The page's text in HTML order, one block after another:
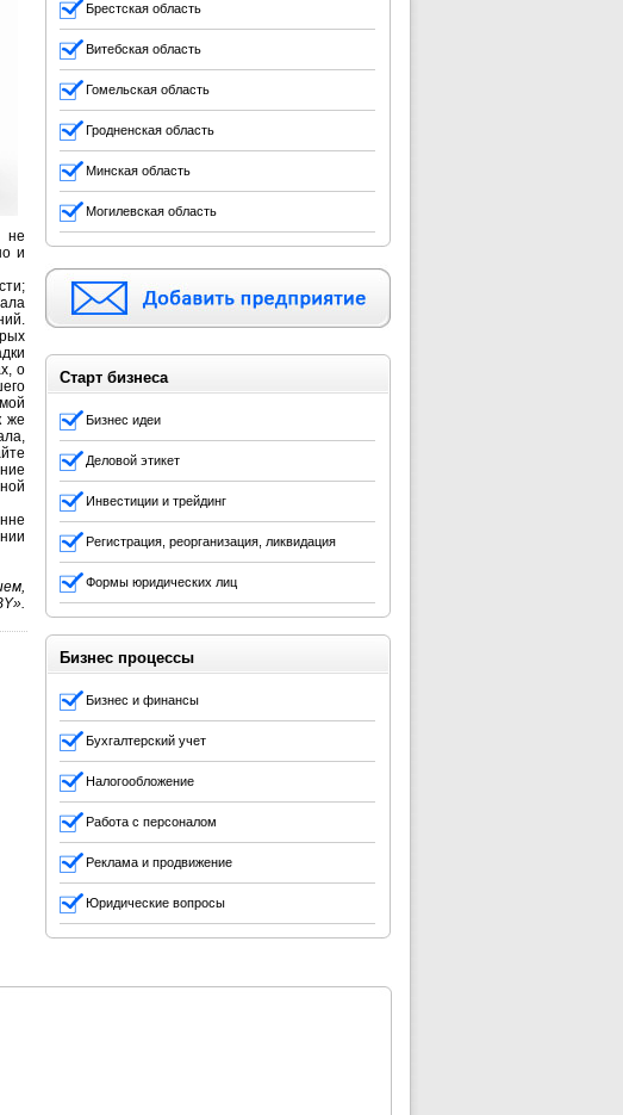
не
и
о
же
».
Брестская область
Витебская область
Гомельская область
Гродненская область
Минская область
Могилевская область
Старт бизнеса
Бизнес идеи
Деловой этикет
Инвестиции и трейдинг
Регистрация, реорганизация, ликвидация
Формы юридических лиц
Бизнес процессы
Бизнес и финансы
Бухгалтерский учет
Налогообложение
Работа с персоналом
Реклама и продвижение
Юридические вопросы